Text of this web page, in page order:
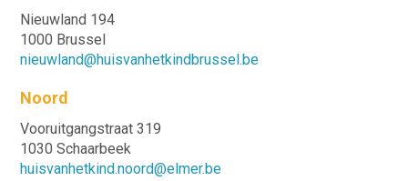
Nieuwland 194
1000 Brussel
nieuwland@huisvanhetkindbrussel.be
Noord
Vooruitgangstraat 319
1030 Schaarbeek
huisvanhetkind.noord@elmer.be